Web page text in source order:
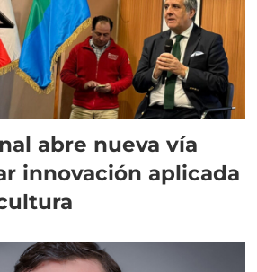
abre nueva vía
innovación aplicada